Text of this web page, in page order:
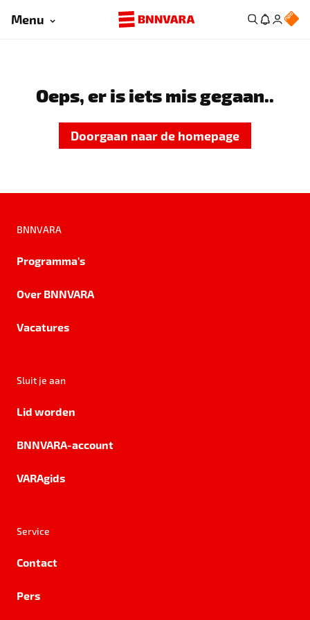
Menu
Oeps, er is iets mis gegaan..
Doorgaan naar de homepage
BNNVARA
Programma's
Over BNNVARA
Vacatures
Sluit je aan
Lid worden
BNNVARA-account
VARAgids
Service
Contact
Pers